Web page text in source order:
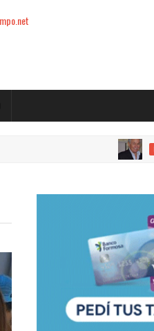
EN FORMOSA